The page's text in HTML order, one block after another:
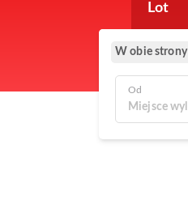
Lot
W obie strony
Od